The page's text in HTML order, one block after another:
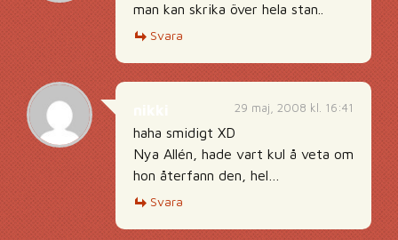
man kan skrika över hela stan..
Svara
29 maj, 2008 kl. 16:41
haha smidigt XD
Nya Allén, hade vart kul å veta om
hon återfann den, hel…
Svara